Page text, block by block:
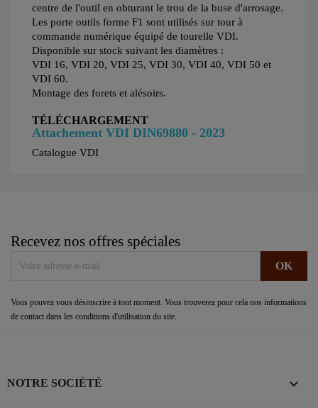
centre de l'outil en obturant le trou de la buse d'arrosage.
Les porte outils forme F1 sont utilisés sur tour à
commande numérique équipé de tourelle VDI.
Disponible sur stock suivant les diamètres :
VDI 16, VDI 20, VDI 25, VDI 30, VDI 40, VDI 50 et
VDI 60.
Montage des forets et alésoirs.
TÉLÉCHARGEMENT
Attachement VDI DIN69880 - 2023
Catalogue VDI
Recevez nos offres spéciales
Vous pouvez vous désinscrire à tout moment. Vous trouverez pour cela nos informations
de contact dans les conditions d'utilisation du site.
NOTRE SOCIÉTÉ 